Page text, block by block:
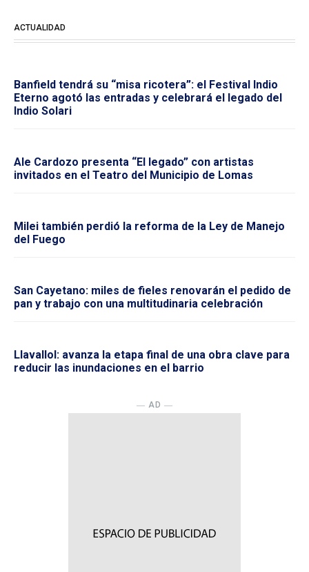
ACTUALIDAD
Banfield tendrá su “misa ricotera”: el Festival Indio
Eterno agotó las entradas y celebrará el legado del
Indio Solari
Ale Cardozo presenta “El legado” con artistas
invitados en el Teatro del Municipio de Lomas
Milei también perdió la reforma de la Ley de Manejo
del Fuego
San Cayetano: miles de fieles renovarán el pedido de
pan y trabajo con una multitudinaria celebración
Llavallol: avanza la etapa final de una obra clave para
reducir las inundaciones en el barrio
― AD ―